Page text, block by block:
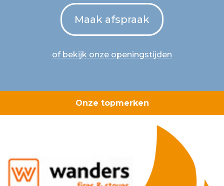
Maak afspraak
of bekijk onze openingstijden
Onze topmerken